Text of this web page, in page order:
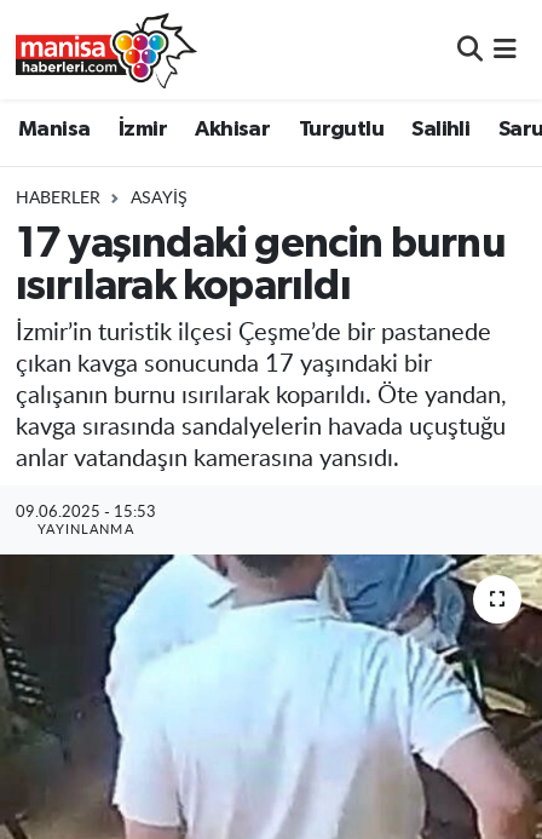
Manisa İzmir Akhisar Turgutlu Salihli
HABERLER ASAYIŞ
17 yaşındaki gencin burnu
ısırılarak koparıldı
İzmir’in turistik ilçesi Çeşme’de bir pastanede
çıkan kavga sonucunda 17 yaşındaki bir
çalışanın burnu ısırılarak koparıldı. Öte yandan,
kavga sırasında sandalyelerin havada uçuştuğu
anlar vatandaşın kamerasına yansıdı.
09.06.2025 - 15:53
YAYINLANMA
Turgutlu
Salihli
Saruhanlı
Soma
Resmi İlanlar
Manisa Nöbetçi Eczaneler
Manisa Trafik Yoğunluk Haritası
Süper Lig Puan Durumu ve Fikstür
Tüm Manşetler
Son Dakika Haberleri
Haber Arşivi